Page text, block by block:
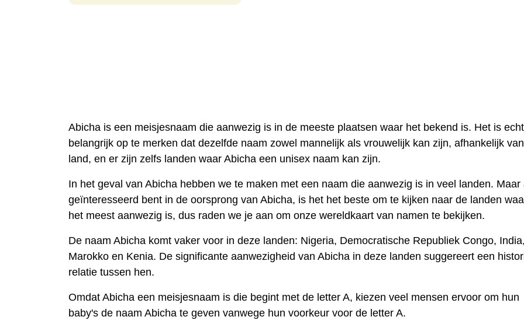
Abicha is een meisjesnaam die aanwezig is in de meeste plaatsen waar het bekend is. Het is
belangrijk op te merken dat dezelfde naam zowel mannelijk als vrouwelijk kan zijn, afhankelijk
land, en er zijn zelfs landen waar Abicha een unisex naam kan zijn.
In het geval van Abicha hebben we te maken met een naam die aanwezig is in veel landen. Maar
geïnteresseerd bent in de oorsprong van Abicha, is het het beste om te kijken naar de landen
het meest aanwezig is, dus raden we je aan om onze wereldkaart van namen te bekijken.
De naam Abicha komt vaker voor in deze landen: Nigeria, Democratische Republiek Congo, India,
Marokko en Kenia. De significante aanwezigheid van Abicha in deze landen suggereert een
relatie tussen hen.
Omdat Abicha een meisjesnaam is die begint met de letter A, kiezen veel mensen ervoor om hun
baby's de naam Abicha te geven vanwege hun voorkeur voor de letter A.